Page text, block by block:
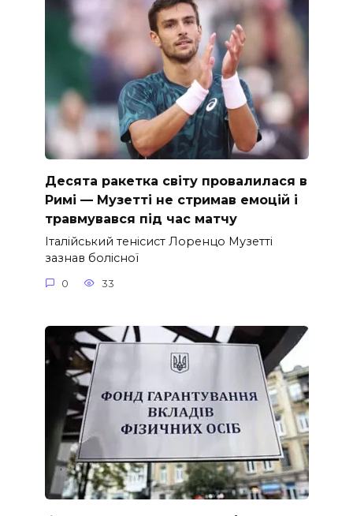
Десята ракетка світу провалилася в
Римі — Музетті не стримав емоцій і
травмувався під час матчу
Італійський тенісист Лоренцо Музетті
зазнав болісної
0 33